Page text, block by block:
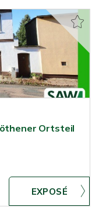
Ortsteil